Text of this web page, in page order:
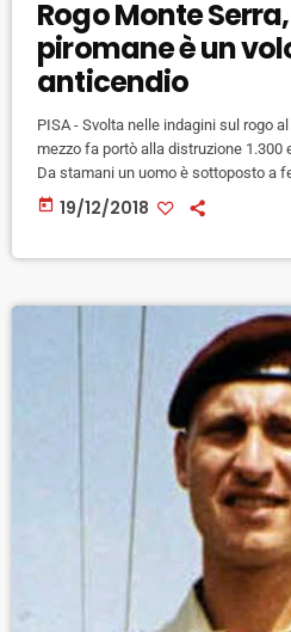
Rogo Monte
piromane è un
anticendio
PISA - Svolta nelle indagini sul rogo
mezzo fa portò alla distruzione
Da stamani un uomo è sottoposto a
parte della procura di Pisa: si chiama
anni, è originario di Calci (Pisa): è un
today 19/12/2018